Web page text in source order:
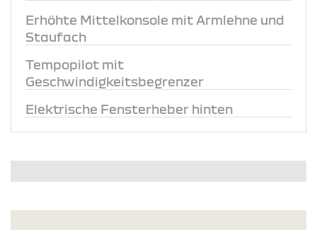
Erhöhte Mittelkonsole mit Armlehne und
Staufach
Tempopilot mit
Geschwindigkeitsbegrenzer
Elektrische Fensterheber hinten